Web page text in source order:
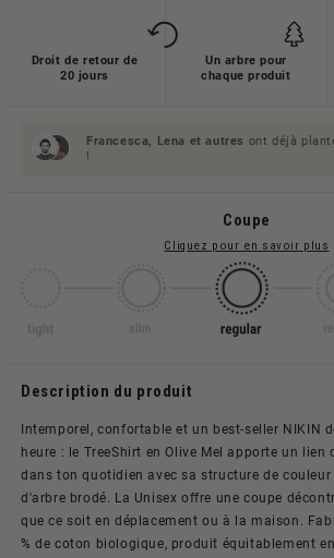
Droit de retour de
20 jours
Un arbre pour
chaque produit
Francesca, Lena etautres ont déjà
!
Coupe
Cliquez pour en savoir plus
Description du produit
Intemporel, confortable et un best-seller NIKIN
heure : le TreeShirt en Olive Mel apporte un
dans ton quotidien avec sa structure de
d'arbre brodé. La Unisex offre une coupe
que ce soit en déplacement ou à la maison.
% de coton biologique, produit équitablement